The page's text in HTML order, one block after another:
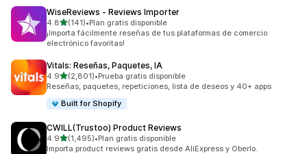
WiseReviews ‑ Reviews Importer
4.8de 5 estrellas
(141)
141 reseñas en total
•Plan gratis disponible
¡Importa fácilmente reseñas de tus plataformas de comercio
electrónico favoritas!
Vitals: Reseñas, Paquetes, IA
4.9de 5 estrellas
(2,801)
2801 reseñas en total
•Prueba gratis disponible
Reseñas, paquetes, repeticiones, lista de deseos y 40+ apps
Built for Shopify
CWILL(Trustoo) Product Reviews
4.9de 5 estrellas
(1,495)
1495 reseñas en total
•Plan gratis disponible
Importa product reviews gratis desde AliExpress y Oberlo.